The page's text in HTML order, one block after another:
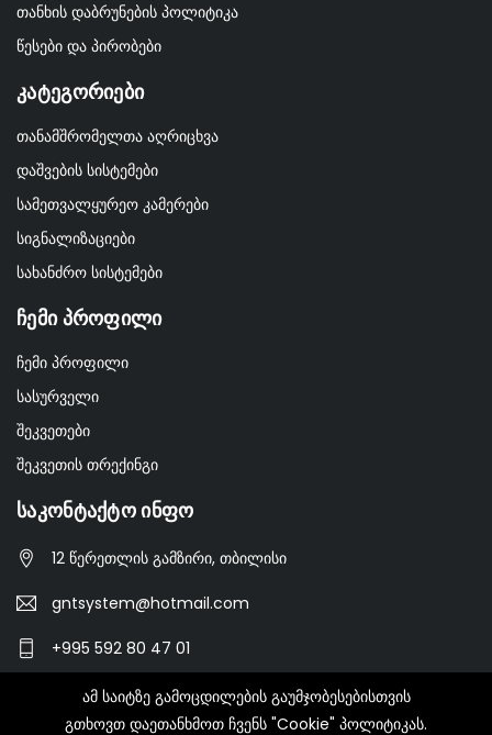
თანხის დაბრუნების პოლიტიკა
წესები და პირობები
Კატეგორიები
თანამშრომელთა აღრიცხვა
დაშვების სისტემები
სამეთვალყურეო კამერები
სიგნალიზაციები
სახანძრო სისტემები
Ჩემი Პროფილი
ჩემი პროფილი
სასურველი
შეკვეთები
შეკვეთის თრექინგი
Საკონტაქტო Ინფო
12 წერეთლის გამზირი, თბილისი
gntsystem@hotmail.com
+995 592 80 47 01
ამ საიტზე გამოცდილების გაუმჯობესებისთვის
გთხოვთ დაეთანხმოთ ჩვენს "Cookie" პოლიტიკას.